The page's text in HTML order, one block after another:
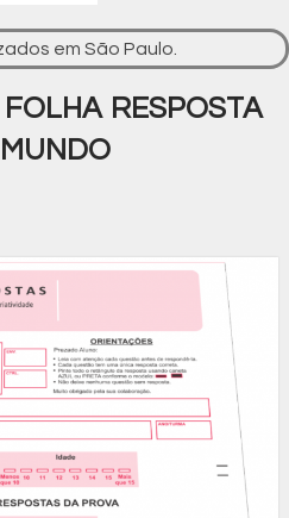
em São Paulo.
FOLHA RESPOSTA